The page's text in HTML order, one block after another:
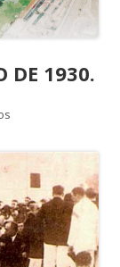
DE 1930.